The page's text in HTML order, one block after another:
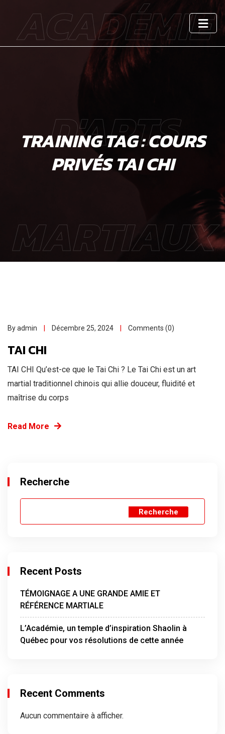
contentACADÉMIE
D'ARTS
MARTIAUX
TRAINING TAG :COURS
PRIVÉS TAI CHI
By admin Décembre 25, 2024 Comments (0)
TAI CHI
TAI CHI Qu’est-ce que le Tai Chi ? Le Tai Chi est un art
martial traditionnel chinois qui allie douceur, fluidité et
maîtrise du corps
Read More
Recherche
Recherche
Recent Posts
TÉMOIGNAGE A UNE GRANDE AMIE ET
RÉFÉRENCE MARTIALE
L’Académie, un temple d’inspiration Shaolin à
Québec pour vos résolutions de cette année
Recent Comments
Aucun commentaire à afficher.